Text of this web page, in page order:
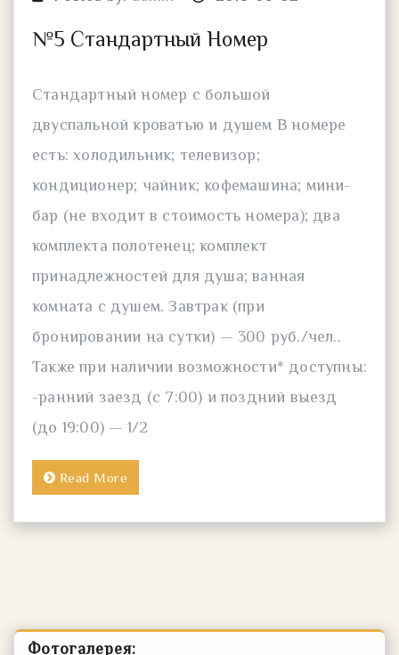
№5 Стандартный Номер
Стандартный номер с большой
двуспальной кроватью и душем В номере
есть: холодильник; телевизор;
кондиционер; чайник; кофемашина; мини-
бар (не входит в стоимость номера); два
комплекта полотенец; комплект
принадлежностей для душа; ванная
комната с душем. Завтрак (при
бронировании на сутки) — 300 руб./чел..
Также при наличии возможности* доступны:
-ранний заезд (с 7:00) и поздний выезд
(до 19:00) — 1/2
Read More
Фотогалерея: